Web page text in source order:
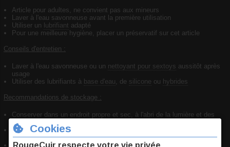
Article pour adultes, ne convient pas aux mineurs
Laver à l'eau savonneuse avant la première utilisation
Utiliser un lubrifiant adapté
Pour une meilleure hygiène, placer un préservatif sur cet article
Conseils d'entretien :
Laver à l'eau savonneuse ou un nettoyant pour sextoys aussitôt après
usage
Utiliser des lubrifiants à base d'eau , de silicone ou hybrides
Recommandations de stockage :
Conserver dans un endroit propre et sec, à l'abri de la lumière et des
variations de températures
Ne pas stocker en contact avec un autre objet (idéalement dans du
tissu)
Pour un stockage prolongé, poudrer avec de la fécule de maïs, laver